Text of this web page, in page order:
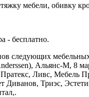
мебели, обивку
- бесплатно.
следующих
Альянс-М, 8
Ливс, Мебель
Триэс,